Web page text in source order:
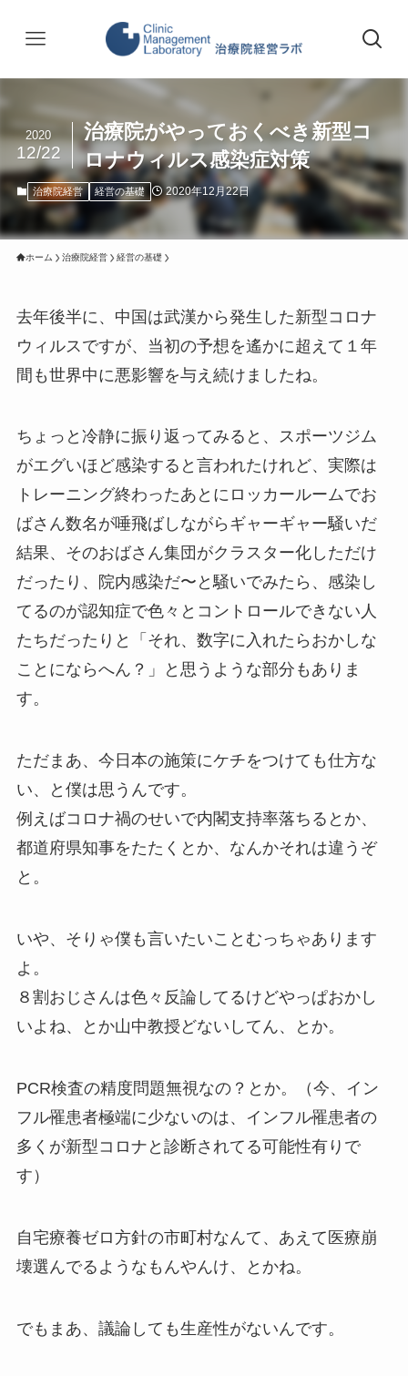
治療院がやっておくべき新型コ
ロナウィルス感染症対策
2020
12/22
治療院経営 経営の基礎 2020年12月22日
ホーム 治療院経営 経営の基礎
去年後半に、中国は武漢から発生した新型コロナ
ウィルスですが、当初の予想を遙かに超えて１年
間も世界中に悪影響を与え続けましたね。
ちょっと冷静に振り返ってみると、スポーツジム
がエグいほど感染すると言われたけれど、実際は
トレーニング終わったあとにロッカールームでお
ばさん数名が唾飛ばしながらギャーギャー騒いだ
結果、そのおばさん集団がクラスター化しただけ
だったり、院内感染だ〜と騒いでみたら、感染し
てるのが認知症で色々とコントロールできない人
たちだったりと「それ、数字に入れたらおかしな
ことにならへん？」と思うような部分もありま
す。
ただまあ、今日本の施策にケチをつけても仕方な
い、と僕は思うんです。
例えばコロナ禍のせいで内閣支持率落ちるとか、
都道府県知事をたたくとか、なんかそれは違うぞ
と。
いや、そりゃ僕も言いたいことむっちゃあります
よ。
８割おじさんは色々反論してるけどやっぱおかし
いよね、とか山中教授どないしてん、とか。
PCR検査の精度問題無視なの？とか。（今、イン
フル罹患者極端に少ないのは、インフル罹患者の
多くが新型コロナと診断されてる可能性有りで
す）
自宅療養ゼロ方針の市町村なんて、あえて医療崩
壊選んでるようなもんやんけ、とかね。
でもまあ、議論しても生産性がないんです。